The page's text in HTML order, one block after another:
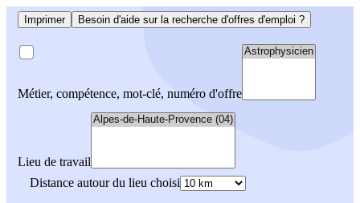
Imprimer Besoin d'aide sur la recherche d'offres d'emploi ?
Métier, compétence, mot-clé, numéro d'offre
Lieu de travail
Distance autour du lieu choisi